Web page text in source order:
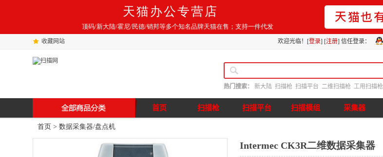
天猫办公专营店
顶码/新大陆/霍尼/民德/销邦等多个知名品牌天猫在售；支持一件代发
收藏网站 欢迎光临！[登录] [注册] 信任登录：
热门搜索： 新大陆 扫描枪 扫描平台 二维扫描枪 工用扫描枪
首页 扫描枪 扫描平台 扫描模组 采集器
首页 > 数据采集器/盘点机
Intermec CK3R二维数据采集器